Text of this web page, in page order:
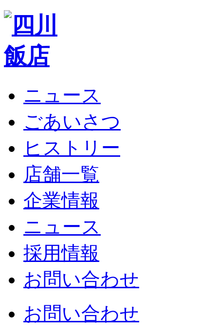
ニュース
ごあいさつ
ヒストリー
店舗一覧
企業情報
ニュース
採用情報
お問い合わせ
お問い合わせ